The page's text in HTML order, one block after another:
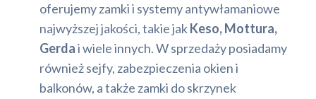
oferujemy zamki i systemy antywłamaniowe
najwyższej jakości, takie jakKeso, Mottura,
Gerdai wiele innych. W sprzedaży posiadamy
również sejfy, zabezpieczenia okien i
balkonów, a także zamki do skrzynek